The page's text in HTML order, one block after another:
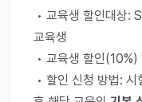
• 교육생 할인대상:
교육생
• 교육생 할인
• 할인 신청 방법: